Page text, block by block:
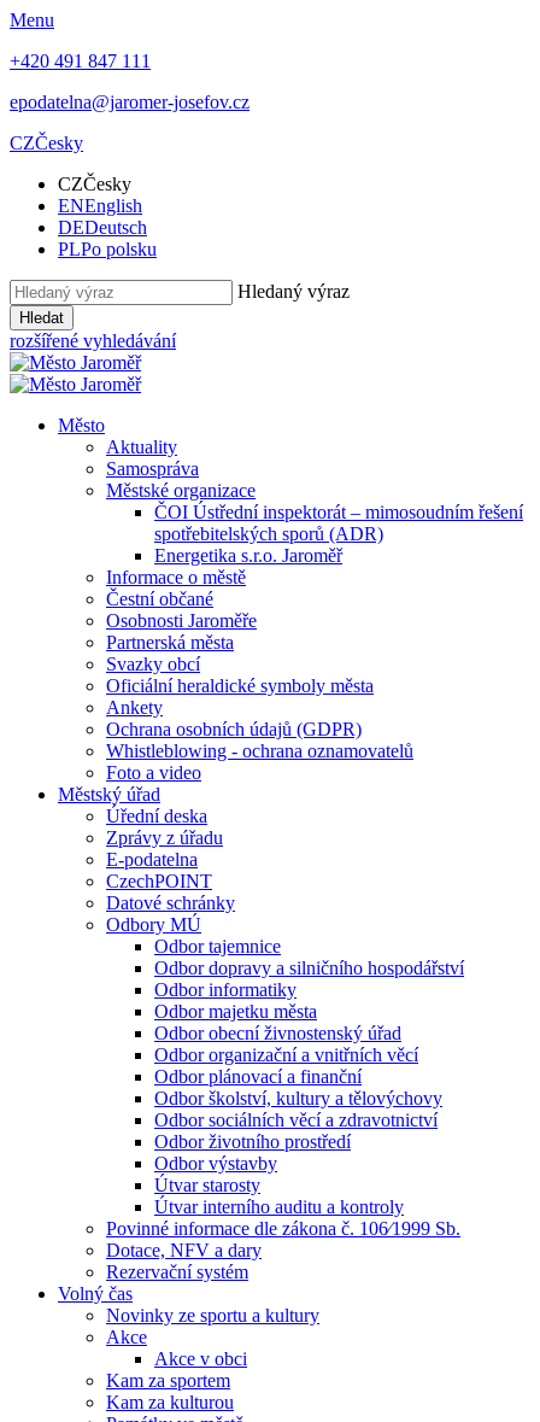
Menu
+420 491 847 111
epodatelna@jaromer-josefov.cz
CZČesky
CZČesky
ENEnglish
DEDeutsch
PLPo polsku
Hledaný výraz
Hledat
rozšířené vyhledávání
Město
Aktuality
Samospráva
Městské organizace
ČOI Ústřední inspektorát – mimosoudním řešení
spotřebitelských sporů (ADR)
Energetika s.r.o. Jaroměř
Informace o městě
Čestní občané
Osobnosti Jaroměře
Partnerská města
Svazky obcí
Oficiální heraldické symboly města
Ankety
Ochrana osobních údajů (GDPR)
Whistleblowing - ochrana oznamovatelů
Foto a video
Městský úřad
Úřední deska
Zprávy z úřadu
E-podatelna
CzechPOINT
Datové schránky
Odbory MÚ
Odbor tajemnice
Odbor dopravy a silničního hospodářství
Odbor informatiky
Odbor majetku města
Odbor obecní živnostenský úřad
Odbor organizační a vnitřních věcí
Odbor plánovací a finanční
Odbor školství, kultury a tělovýchovy
Odbor sociálních věcí a zdravotnictví
Odbor životního prostředí
Odbor výstavby
Útvar starosty
Útvar interního auditu a kontroly
Povinné informace dle zákona č. 106⁄1999 Sb.
Dotace, NFV a dary
Rezervační systém
Volný čas
Novinky ze sportu a kultury
Akce
Akce v obci
Kam za sportem
Kam za kulturou